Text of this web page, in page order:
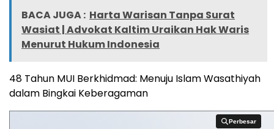
BACA JUGA : Harta Warisan Tanpa Surat
Wasiat | Advokat Kaltim Uraikan Hak Waris
Menurut Hukum Indonesia
48 Tahun MUI Berkhidmad: Menuju Islam Wasathiyah
dalam Bingkai Keberagaman
Perbesar
Perbesar